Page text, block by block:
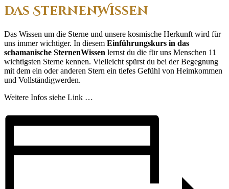
das SternenWissen
Das Wissen um die Sterne und unsere kosmische Herkunft wird für
uns immer wichtiger. In diesem Einführungskurs in das
schamanische SternenWissen lernst du die für uns Menschen 11
wichtigsten Sterne kennen. Vielleicht spürst du bei der Begegnung
mit dem ein oder anderen Stern ein tiefes Gefühl von Heimkommen
und Vollständigwerden.
Weitere Infos siehe Link …